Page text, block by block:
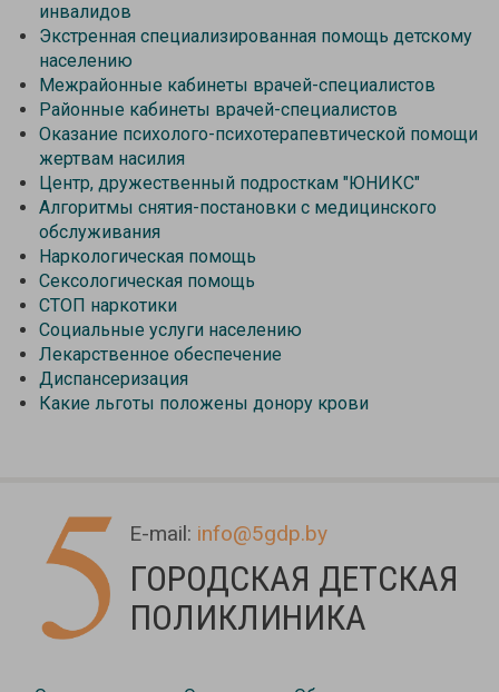
инвалидов
Экстренная специализированная помощь детскому
населению
Межрайонные кабинеты врачей-специалистов
Районные кабинеты врачей-специалистов
Оказание психолого-психотерапевтической помощи
жертвам насилия
Центр, дружественный подросткам "ЮНИКС"
Алгоритмы снятия-постановки с медицинского
обслуживания
Наркологическая помощь
Сексологическая помощь
СТОП наркотики
Социальные услуги населению
Лекарственное обеспечение
Диспансеризация
Какие льготы положены донору крови
E-mail: info@5gdp.by
ГОРОДСКАЯ ДЕТСКАЯ
ПОЛИКЛИНИКА